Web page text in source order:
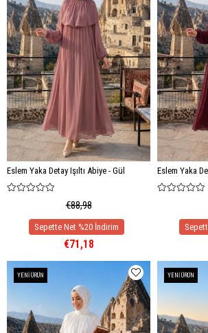
Eslem Yaka Detay Işıltı Abiye - Gül
€88,98
€71,18
Eslem Yaka
YENI ÜRÜN YENI ÜRÜN